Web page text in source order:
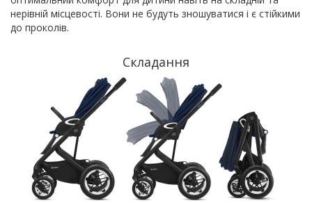
нерівній місцевості. Вони не будуть зношуватися і є стійкими
до проколів.
Складання